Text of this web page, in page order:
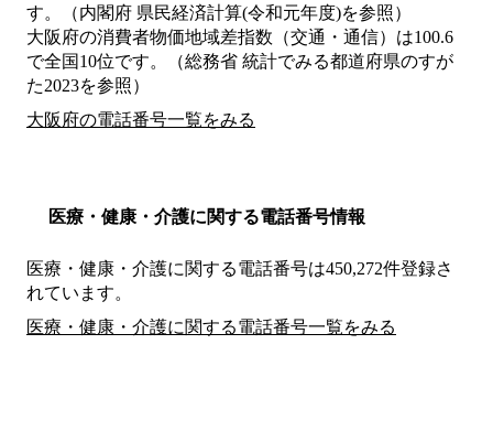
す。（内閣府 県民経済計算(令和元年度)を参照）
大阪府の消費者物価地域差指数（交通・通信）は100.6
で全国10位です。（総務省 統計でみる都道府県のすが
た2023を参照）
大阪府の電話番号一覧をみる
医療・健康・介護に関する電話番号情報
医療・健康・介護に関する電話番号は450,272件登録さ
れています。
医療・健康・介護に関する電話番号一覧をみる